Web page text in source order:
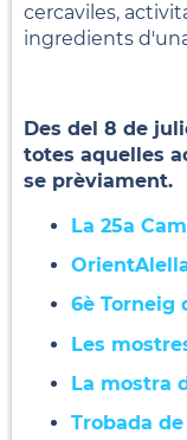
cercaviles,
ingredients
Des del 8 de
totes aquelles
se prèviament.
La 25a
6è Torneig
Les
La mostra
Trobada